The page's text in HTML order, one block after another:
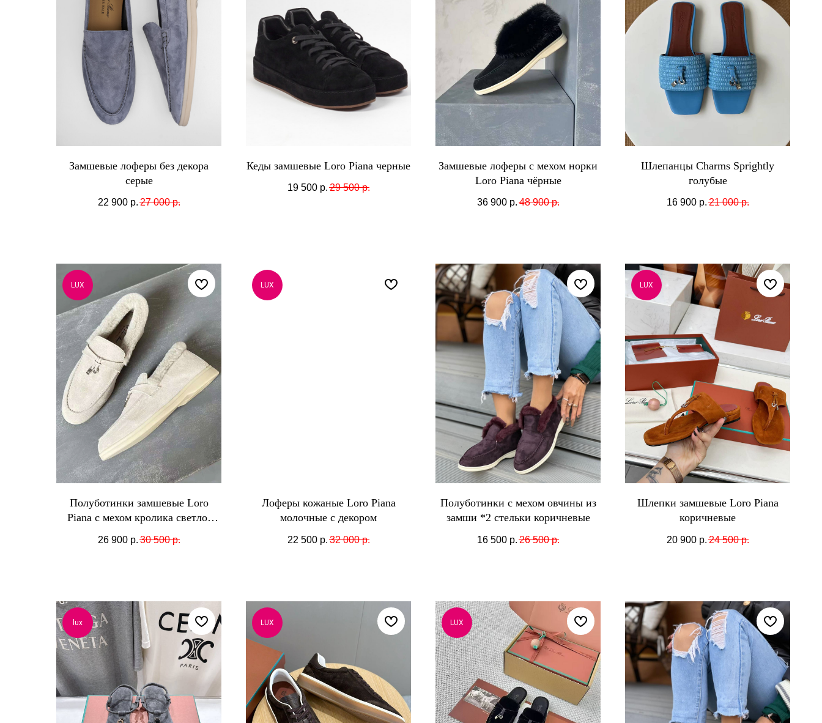
Замшевые лоферы без декора
серые
22 900 р. 27 000 р.
Кеды замшевые Loro Piana черные
19 500 р. 29 500 р.
Замшевые лоферы с мехом норки
Loro Piana чёрные
36 900 р. 48 900 р.
Шлепанцы Charms Sprightly
голубые
16 900 р. 21 000 р.
LUX
Полуботинки замшевые Loro
Piana с мехом кролика светло-
26 900 р. 30 500 р.
LUX
Лоферы кожаные Loro Piana
молочные с декором
22 500 р. 32 000 р.
Полуботинки с мехом овчины из
замши *2 стельки коричневые
16 500 р. 26 500 р.
LUX
Шлепки замшевые Loro Piana
коричневые
20 900 р. 24 500 р.
lux LUX LUX